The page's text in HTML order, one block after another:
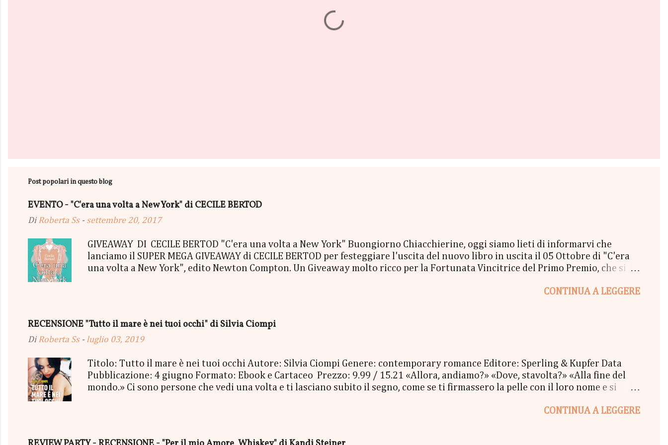
Post popolari in questo blog
EVENTO - "C'era una volta a New York" di CECILE BERTOD
DiRoberta Ss - settembre 20, 2017
GIVEAWAY DI CECILE BERTOD "C'era una volta a New York" Buongiorno Chiacchierine, oggi siamo lieti di informarvi che
lanciamo il SUPER MEGA GIVEAWAY di CECILE BERTOD per festeggiare l'uscita del nuovo libro in uscita il 05 Ottobre di "C'era
una volta a New York", edito Newton Compton. Un Giveaway molto ricco per la Fortunata Vincitrice del Primo Premio, che si
"tutto ma non il mio Tailleur" - una Mucchina Portachiavi - un Segnalibro - una Scatola di biscotti - un Messaggio in bottiglia
terminerà...
CONTINUA A LEGGERE
RECENSIONE "Tutto il mare è nei tuoi occhi" di Silvia Ciompi
DiRoberta Ss - luglio 03, 2019
Titolo: Tutto il mare è nei tuoi occhi Autore: Silvia Ciompi Genere: contemporary romance Editore: Sperling & Kupfer Data
Pubblicazione: 4 giugno Formato: Ebook e Cartaceo Prezzo: 9.99 / 15.21 «Allora, andiamo?» «Dove, stavolta?» «Alla fine del
mondo.» Ci sono persone che vedi una volta e ti lasciano subito il segno, come se ti firmassero la pelle con il loro nome e si
sorriso più strafottente dell'universo, è entrato nella vita di Gheghe senza avvisare, un pomeriggio d'inverno, mentre fuori il
CONTINUA A LEGGERE